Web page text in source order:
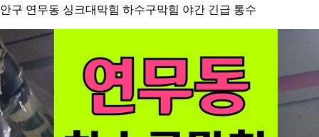
구 연무동 싱크대막힘 하수구막힘 야간 긴급 통수